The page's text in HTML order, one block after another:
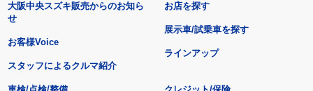
大阪中央スズキ販売からのお知ら
せ
お客様Voice
スタッフによるクルマ紹介
お店を探す
展示車/試乗車を探す
ラインアップ